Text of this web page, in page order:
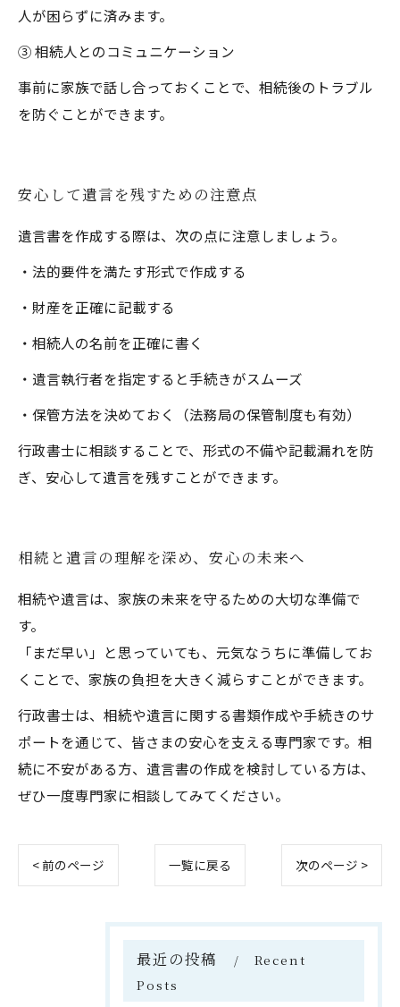
人が困らずに済みます。
③ 相続人とのコミュニケーション
事前に家族で話し合っておくことで、相続後のトラブル
を防ぐことができます。
安心して遺言を残すための注意点
遺言書を作成する際は、次の点に注意しましょう。
・法的要件を満たす形式で作成する
・財産を正確に記載する
・相続人の名前を正確に書く
・遺言執行者を指定すると手続きがスムーズ
・保管方法を決めておく（法務局の保管制度も有効）
行政書士に相談することで、形式の不備や記載漏れを防
ぎ、安心して遺言を残すことができます。
相続と遺言の理解を深め、安心の未来へ
相続や遺言は、家族の未来を守るための大切な準備で
す。
「まだ早い」と思っていても、元気なうちに準備してお
くことで、家族の負担を大きく減らすことができます。
行政書士は、相続や遺言に関する書類作成や手続きのサ
ポートを通じて、皆さまの安心を支える専門家です。相
続に不安がある方、遺言書の作成を検討している方は、
ぜひ一度専門家に相談してみてください。
< 前のページ 一覧に戻る 次のページ >
最近の投稿
Recent
Posts